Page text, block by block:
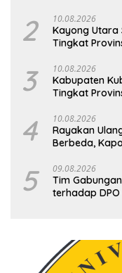
2 10.08.2026
Kayong Utara
Tingkat
3 10.08.2026
Kabupaten
Tingkat
4 10.08.2026
Rayakan
Berbeda,
5 09.08.2026
Tim
terhadap